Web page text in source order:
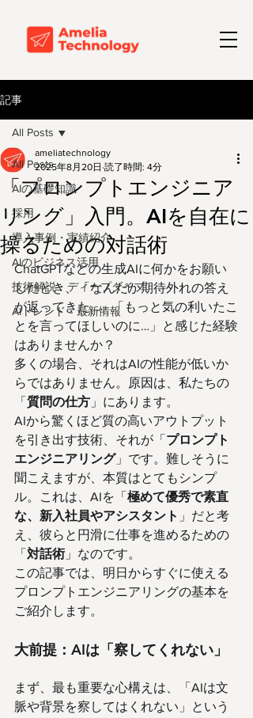
記事
All Posts
AIの基礎知識
採用
導入事例・実績紹介
AIのビジネス活用
技術解説・ディープダイブ
AIトレンド・最新情報
All Posts
「プロンプトエンジニア
リング」入門。AIを自在に
操るための対話術
ameliatechnology
2025年8月20日 読了時間: 4分
ChatGPTなどの生成AIに何かをお願い
したとき、「なんだか期待外れの答え
が返ってきた…」「もっと気の利いたこ
とを言ってほしいのに…」と感じた経験
はありませんか？
多くの場合、それはAIの性能が低いか
らではありません。原因は、私たちの
「 質問の仕方 」にあります。
AIから驚くほど質の高いアウトプット
を引き出す技術、それが「 プロンプト
エンジニアリング」です。難しそうに
聞こえますが、本質はとてもシンプ
ル。これは、AIを「 極めて優秀で素直
な、新入社員やアシスタント 」だと考
え、彼らと円滑に仕事を進めるための
「 対話術 」なのです。
この記事では、明日からすぐに使える
プロンプトエンジニアリングの基本を
ご紹介します。
大前提：AIは「察してくれない」
まず、最も重要な心構えは、「AIは文
脈や背景を察してはくれない」という